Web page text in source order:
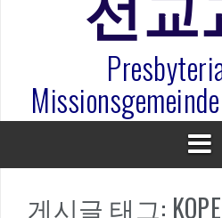
게시글 태그: